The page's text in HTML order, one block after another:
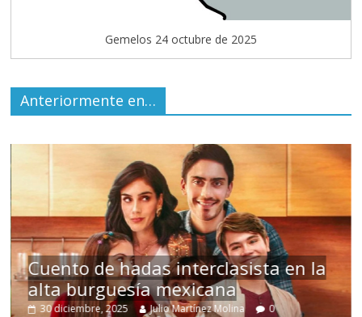
Gemelos 24 octubre de 2025
Anteriormente en…
Cuento de hadas interclasista en la
alta burguesía mexicana
30 diciembre, 2025 Julio Martínez Molina 0